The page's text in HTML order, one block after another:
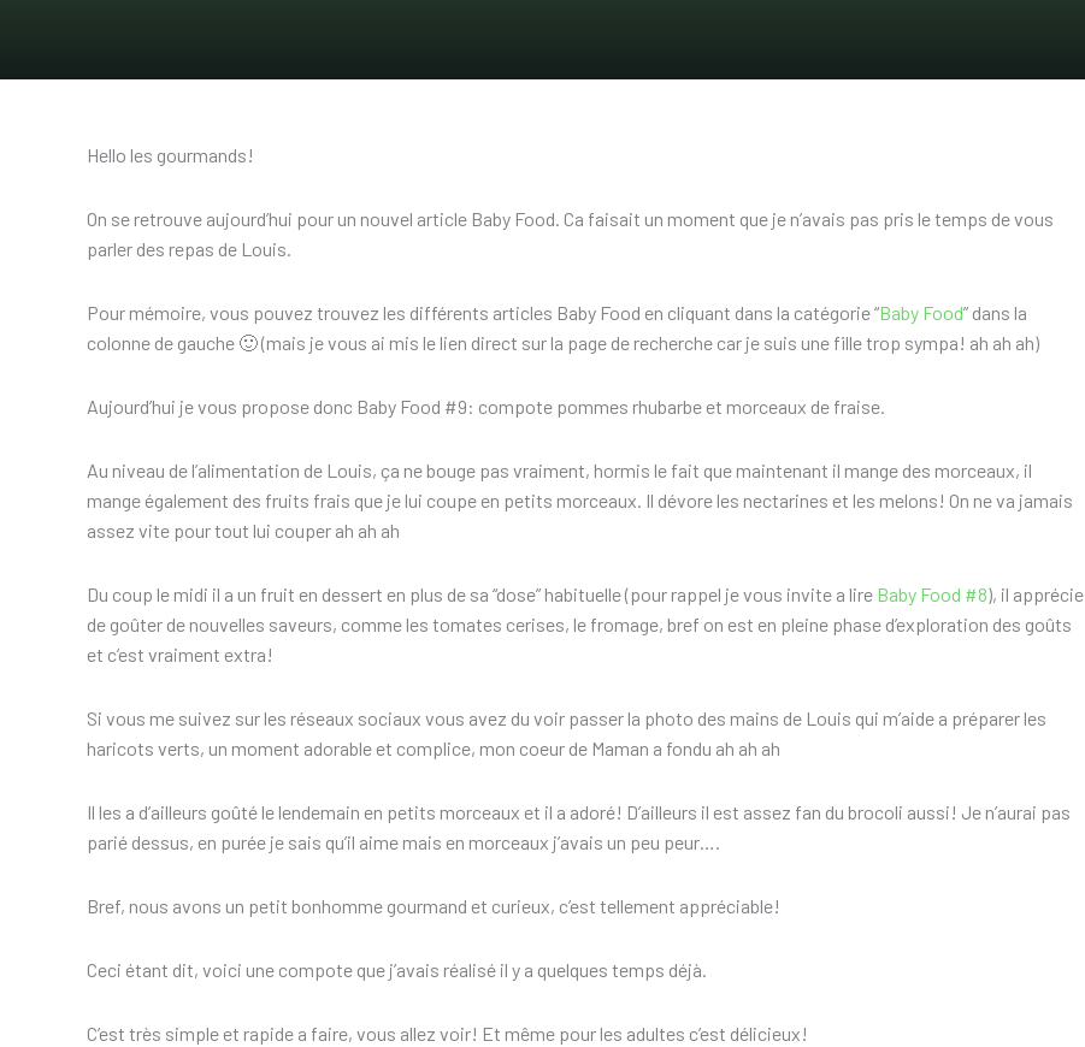
Hello les gourmands!
On se retrouve aujourd’hui pour un nouvel article Baby Food. Ca faisait un moment que je n’avais pas pris le temps de vous
parler des repas de Louis.
Pour mémoire, vous pouvez trouvez les différents articles Baby Food en cliquant dans la catégorie “Baby Food” dans la
colonne de gauche 🙂 (mais je vous ai mis le lien direct sur la page de recherche car je suis une fille trop sympa! ah ah ah)
Aujourd’hui je vous propose donc Baby Food #9: compote pommes rhubarbe et morceaux de fraise.
Au niveau de l’alimentation de Louis, ça ne bouge pas vraiment, hormis le fait que maintenant il mange des morceaux, il
mange également des fruits frais que je lui coupe en petits morceaux. Il dévore les nectarines et les melons! On ne va jamais
assez vite pour tout lui couper ah ah ah
Du coup le midi il a un fruit en dessert en plus de sa “dose” habituelle (pour rappel je vous invite a lire Baby Food #8), il apprécie
de goûter de nouvelles saveurs, comme les tomates cerises, le fromage, bref on est en pleine phase d’exploration des goûts
et c’est vraiment extra!
Si vous me suivez sur les réseaux sociaux vous avez du voir passer la photo des mains de Louis qui m’aide a préparer les
haricots verts, un moment adorable et complice, mon coeur de Maman a fondu ah ah ah
Il les a d’ailleurs goûté le lendemain en petits morceaux et il a adoré! D’ailleurs il est assez fan du brocoli aussi! Je n’aurai pas
parié dessus, en purée je sais qu’il aime mais en morceaux j’avais un peu peur….
Bref, nous avons un petit bonhomme gourmand et curieux, c’est tellement appréciable!
Ceci étant dit, voici une compote que j’avais réalisé il y a quelques temps déjà.
C’est très simple et rapide a faire, vous allez voir! Et même pour les adultes c’est délicieux!